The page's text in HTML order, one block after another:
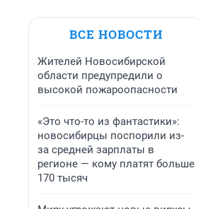
ВСЕ НОВОСТИ
Жителей Новосибирской
области предупредили о
высокой пожароопасности
«Это что-то из фантастики»:
новосибирцы поспорили из-
за средней зарплаты в
регионе — кому платят больше
170 тысяч